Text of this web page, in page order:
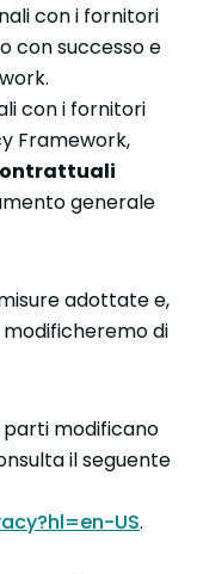
con i fornitori
con successo e
con i fornitori
Framework,
generale
adottate e,
di
parti modificano
il seguente
US.